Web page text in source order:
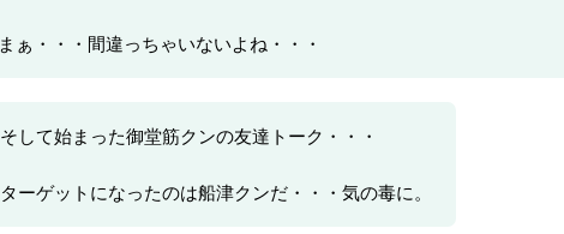
まぁ・・・間違っちゃいないよね・・・
そして始まった御堂筋クンの友達トーク・・・
ターゲットになったのは船津クンだ・・・気の毒に。